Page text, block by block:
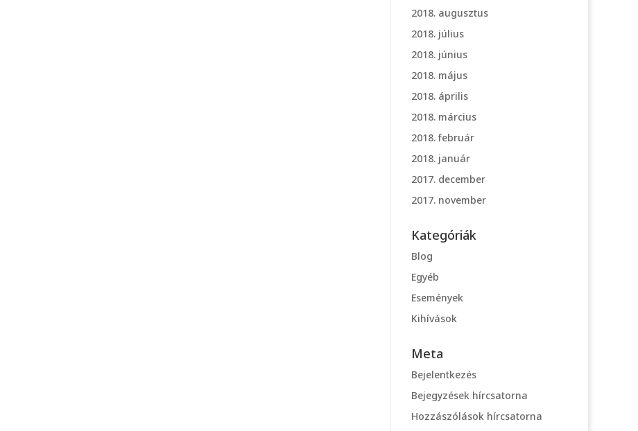
2018. augusztus
2018. július
2018. június
2018. május
2018. április
2018. március
2018. február
2018. január
2017. december
2017. november
Kategóriák
Blog
Egyéb
Események
Kihívások
Meta
Bejelentkezés
Bejegyzések hírcsatorna
Hozzászólások hírcsatorna